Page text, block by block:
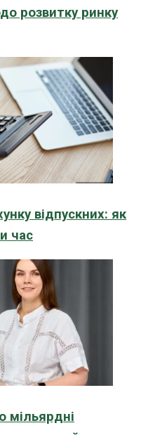
розвитку ринку
відпускних: як
час
мільярдні